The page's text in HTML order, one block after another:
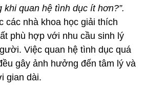
khi quan hệ tình dục ít hơn?”.
các nhà khoa học giải thích
phù hợp với nhu cầu sinh lý
Việc quan hệ tình dục quá
gây ảnh hưởng đến tâm lý và
gian dài.